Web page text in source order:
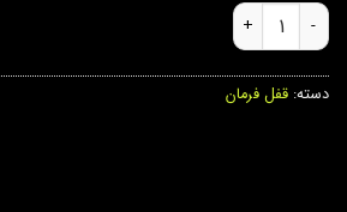
قفل فرمان 3 کاره سنگین عدد
دسته: قفل فرمان